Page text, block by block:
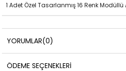
1 Adet Özel Tasarlanmış 16 Renk
YORUMLAR(0)
ÖDEME SEÇENEKLERI